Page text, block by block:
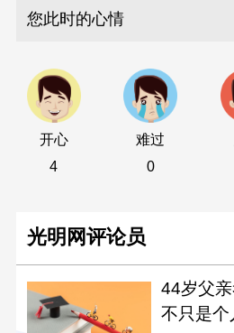
您此时的心情
开心
4
难过
0
光明网评论员
44岁父亲
不只是